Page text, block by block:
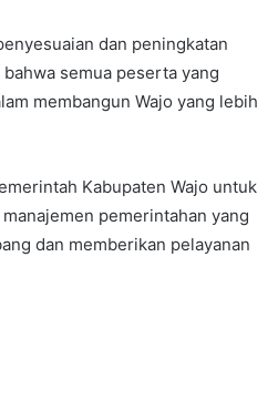
dan peningkatan
semua peserta yang
membangun Wajo yang lebih
Kabupaten Wajo untuk
pemerintahan yang
dan memberikan pelayanan